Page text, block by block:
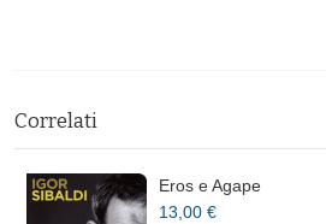
Correlati
Eros e Agape
13,00 €